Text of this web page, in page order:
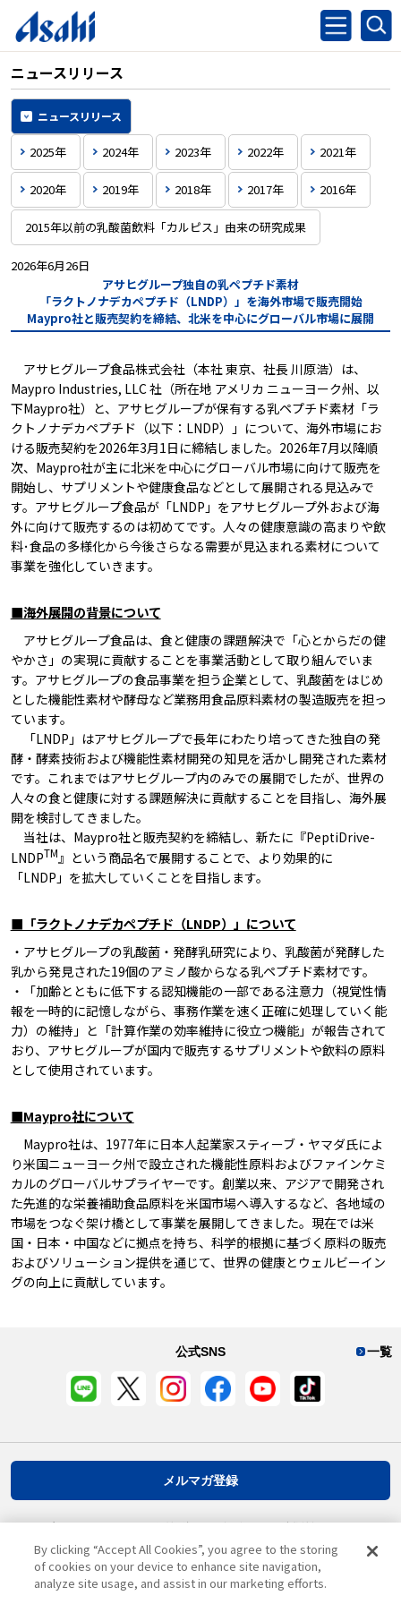
ニュースリリース
ニュースリリース
2025年 2024年 2023年 2022年 2021年
2020年 2019年 2018年 2017年 2016年
2015年以前の乳酸菌飲料「カルピス」由来の研究成果
2026年6月26日
アサヒグループ独自の乳ペプチド素材
「ラクトノナデカペプチド（LNDP）」を海外市場で販売開始
Maypro社と販売契約を締結、北米を中心にグローバル市場に展開
アサヒグループ食品株式会社（本社 東京、社長 川原浩）は、
Maypro Industries, LLC 社（所在地 アメリカ ニューヨーク州、以
下Maypro社）と、アサヒグループが保有する乳ペプチド素材「ラ
クトノナデカペプチド（以下：LNDP）」について、海外市場にお
ける販売契約を2026年3月1日に締結しました。2026年7月以降順
次、Maypro社が主に北米を中心にグローバル市場に向けて販売を
開始し、サプリメントや健康食品などとして展開される見込みで
す。アサヒグループ食品が「LNDP」をアサヒグループ外および海
外に向けて販売するのは初めてです。人々の健康意識の高まりや飲
料･食品の多様化から今後さらなる需要が見込まれる素材について
事業を強化していきます。
■海外展開の背景について
アサヒグループ食品は、食と健康の課題解決で「心とからだの健
やかさ」の実現に貢献することを事業活動として取り組んでいま
す。アサヒグループの食品事業を担う企業として、乳酸菌をはじめ
とした機能性素材や酵母など業務用食品原料素材の製造販売を担っ
ています。
「LNDP」はアサヒグループで長年にわたり培ってきた独自の発
酵・酵素技術および機能性素材開発の知見を活かし開発された素材
です。これまではアサヒグループ内のみでの展開でしたが、世界の
人々の食と健康に対する課題解決に貢献することを目指し、海外展
開を検討してきました。
当社は、Maypro社と販売契約を締結し、新たに『PeptiDrive-
LNDPTM 』という商品名で展開することで、より効果的に
「LNDP」を拡大していくことを目指します。
■「ラクトノナデカペプチド（LNDP）」について
・アサヒグループの乳酸菌・発酵乳研究により、乳酸菌が発酵した
乳から発見された19個のアミノ酸からなる乳ペプチド素材です。
・「加齢とともに低下する認知機能の一部である注意力（視覚性情
報を一時的に記憶しながら、事務作業を速く正確に処理していく能
力）の維持」と「計算作業の効率維持に役立つ機能」が報告されて
おり、アサヒグループが国内で販売するサプリメントや飲料の原料
として使用されています。
■Maypro社について
Maypro社は、1977年に日本人起業家スティーブ・ヤマダ氏によ
り米国ニューヨーク州で設立された機能性原料およびファインケミ
カルのグローバルサプライヤーです。創業以来、アジアで開発され
た先進的な栄養補助食品原料を米国市場へ導入するなど、各地域の
市場をつなぐ架け橋として事業を展開してきました。現在では米
国・日本・中国などに拠点を持ち、科学的根拠に基づく原料の販売
およびソリューション提供を通じて、世界の健康とウェルビーイン
グの向上に貢献しています。
一覧
公式SNS
メルマガ登録
By clicking “Accept All Cookies”, you agree to the storing
of cookies on your device to enhance site navigation,
analyze site usage, and assist in our marketing efforts.